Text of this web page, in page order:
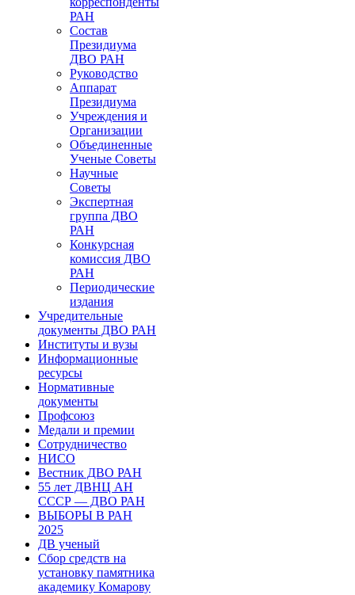
РАН
Состав
Президиума
ДВО РАН
Руководство
Аппарат
Президиума
Учреждения и
Организации
Объединенные
Ученые Советы
Научные
Советы
Экспертная
группа ДВО
РАН
Конкурсная
комиссия ДВО
РАН
Периодические
издания
Учредительные
документы ДВО РАН
Институты и вузы
Информационные
ресурсы
Нормативные
документы
Профсоюз
Медали и премии
Сотрудничество
НИСО
Вестник ДВО РАН
55 лет ДВНЦ АН
СССР — ДВО РАН
ВЫБОРЫ В РАН
2025
ДВ ученый
Сбор средств на
установку памятника
академику Комарову